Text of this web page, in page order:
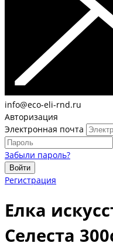
info@eco-eli-rnd.ru
Авторизация
Электронная почта
Забыли пароль?
Войти
Регистрация
Елка
Селеста